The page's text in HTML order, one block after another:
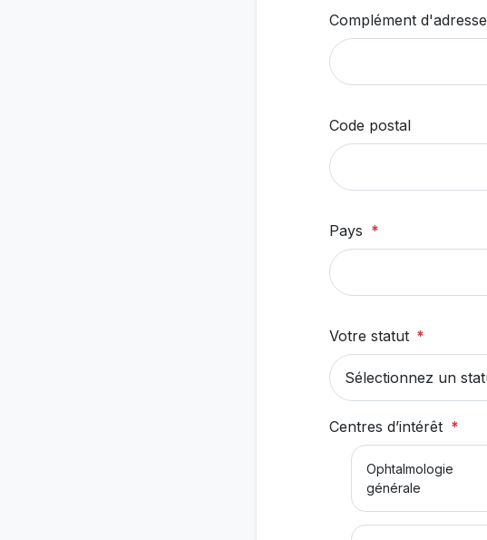
Complément d'adresse
Code postal
Pays *
Votre statut
Centres d’intérêt
Ophtalmologie
générale